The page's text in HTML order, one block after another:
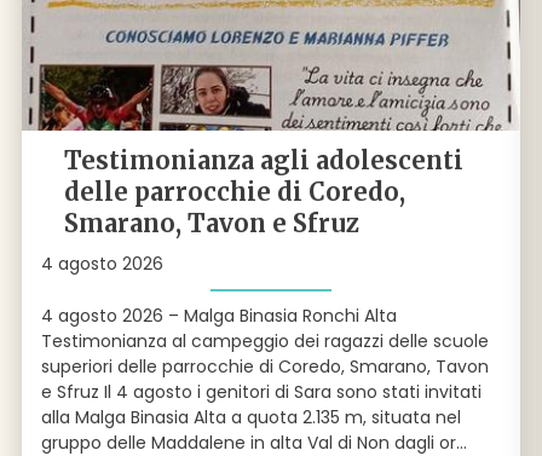
Testimonianza agli adolescenti
delle parrocchie di Coredo,
Smarano, Tavon e Sfruz
4 agosto 2026
4 agosto 2026 – Malga Binasia Ronchi Alta
Testimonianza al campeggio dei ragazzi delle scuole
superiori delle parrocchie di Coredo, Smarano, Tavon
e Sfruz Il 4 agosto i genitori di Sara sono stati invitati
alla Malga Binasia Alta a quota 2.135 m, situata nel
gruppo delle Maddalene in alta Val di Non dagli or...